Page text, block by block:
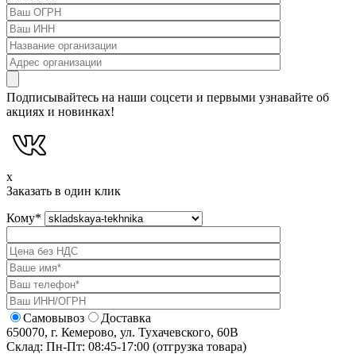
Подписывайтесь на наши соцсети и первыми узнавайте об
акциях и новинках!
x
Заказать в один клик
Кому*
Самовывоз
Доставка
650070, г. Кемерово, ул. Тухачевского, 60В
Склад: Пн-Пт: 08:45-17:00 (отгрузка товара)